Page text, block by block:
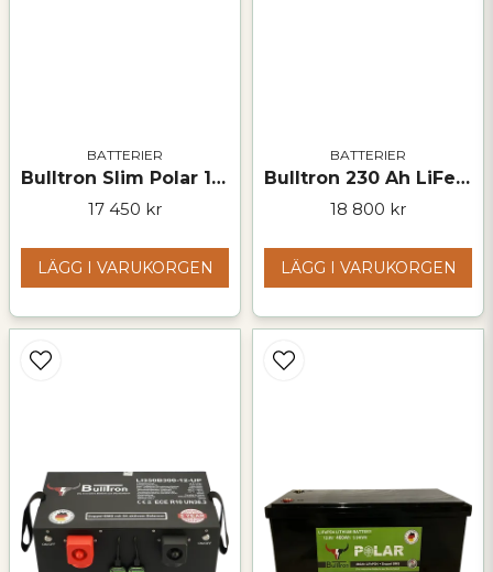
BATTERIER
Bulltron Slim Polar 100 Ah LiFePO₄-batteri – 25,6 V
17 450 kr
LÄGG I VARUKORGEN
BATTERIER
Bulltron 230 Ah LiFePO₄-batteri – 12 V
18 800 kr
LÄGG I VARUKORGEN